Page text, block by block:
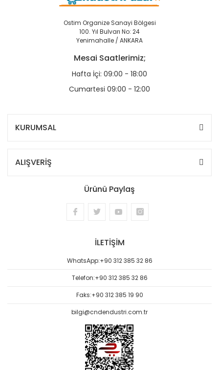
Ostim Organize Sanayi Bölgesi
100. Yıl Bulvarı No: 24
Yenimahalle / ANKARA
Mesai Saatlerimiz;
Hafta İçi: 09:00 - 18:00
Cumartesi 09:00 - 12:00
KURUMSAL
ALIŞVERİŞ
Ürünü Paylaş
İLETİŞİM
WhatsApp:+90 312 385 32 86
Telefon:+90 312 385 32 86
Faks:+90 312 385 19 90
bilgi@cndendustri.com.tr